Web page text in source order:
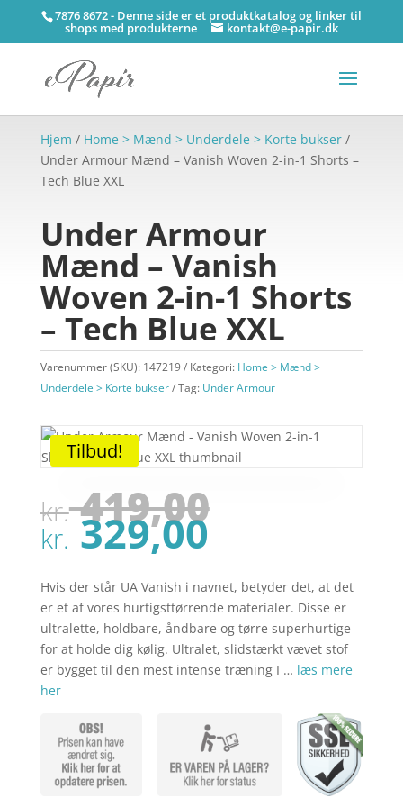
7876 8672 - Denne side er et produktkatalog og linker til
shops med produkterne kontakt@e-papir.dk
Hjem / Home > Mænd > Underdele > Korte bukser/
Under Armour Mænd – Vanish Woven 2-in-1 Shorts –
Tech Blue XXL
Under Armour
Mænd – Vanish
Woven 2-in-1 Shorts
– Tech Blue XXL
Varenummer (SKU): 147219 Kategori: Home > Mænd >
Underdele > Korte bukser
Tag: Under Armour
Tilbud!
kr.419,00Den
var:
kr.
kr.329,00Den
pris
er:
kr.
Hvis der står UA Vanish i navnet, betyder det, at det
er et af vores hurtigsttørrende materialer. Disse er
ultralette, holdbare, åndbare og tørre superhurtige
for at holde dig kølig. Ultralet, slidstærkt vævet stof
er bygget til den mest intense træning I … læs mere
her